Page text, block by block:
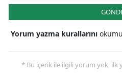
Yorum yazma kurallarını
* Bu içerik ile ilgili yorum yok, ilk